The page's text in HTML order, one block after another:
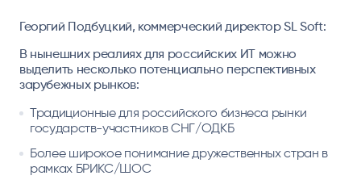
Георгий Подбуцкий, коммерческий директор SL Soft:
В нынешних реалиях для российских ИТ можно
выделить несколько потенциально перспективных
зарубежных рынков:
Традиционные для российского бизнеса рынки
государств-участников СНГ/ОДКБ
Более широкое понимание дружественных стран в
рамках БРИКС/ШОС